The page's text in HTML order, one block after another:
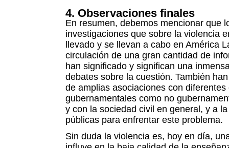
4. Observaciones finales
En resumen, debemos mencionar que
investigaciones que sobre la violencia
llevado y se llevan a cabo en América
circulación de una gran cantidad de
han significado y significan una
debates sobre la cuestión. También
de amplias asociaciones con
gubernamentales como no
y con la sociedad civil en general, y a
públicas para enfrentar este problema.
Sin duda la violencia es, hoy en día,